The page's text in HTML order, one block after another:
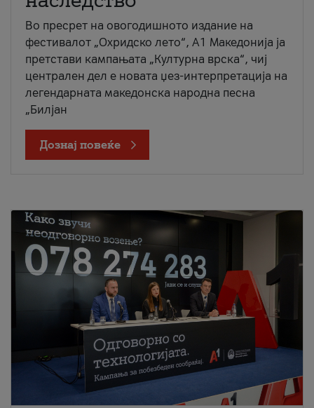
Во пресрет на овогодишното издание на
фестивалот „Охридско лето“, А1 Македонија ја
претстави кампањата „Културна врска“, чиј
централен дел е новата џез-интерпретација на
легендарната македонска народна песна
„Билјан
Дознај повеќе